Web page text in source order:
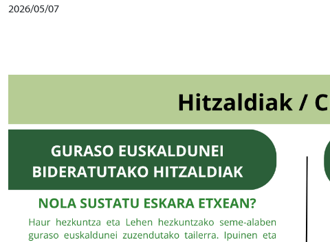
2026/05/07